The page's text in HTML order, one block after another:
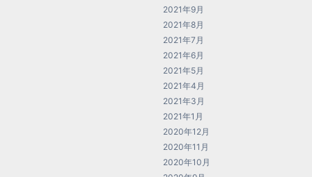
2021年9月
2021年8月
2021年7月
2021年6月
2021年5月
2021年4月
2021年3月
2021年1月
2020年12月
2020年11月
2020年10月